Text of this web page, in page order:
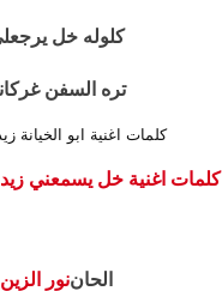
كلوله خل
تره السفن
كلمات اغنية ابو الخيانة
كلمات اغنية خل يسمعني زيد
الحاننور الزين